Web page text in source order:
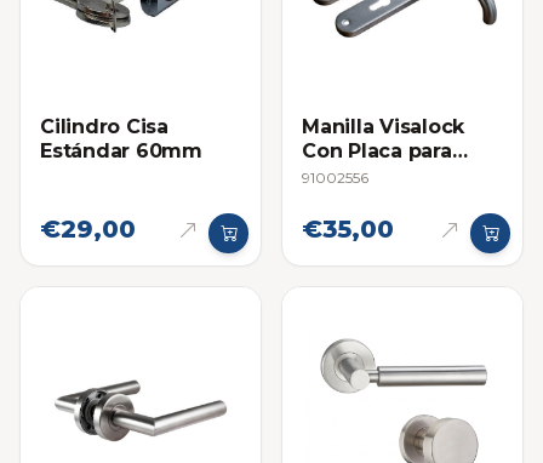
Cilindro Cisa
Estándar 60mm
€29,00
Manilla Visalock
Con Placa para
Cerraduras de
91002556
€35,00